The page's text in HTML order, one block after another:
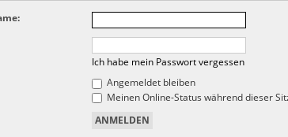
Ich habe mein Passwort vergessen
Angemeldet bleiben
Meinen Online-Status während dieser